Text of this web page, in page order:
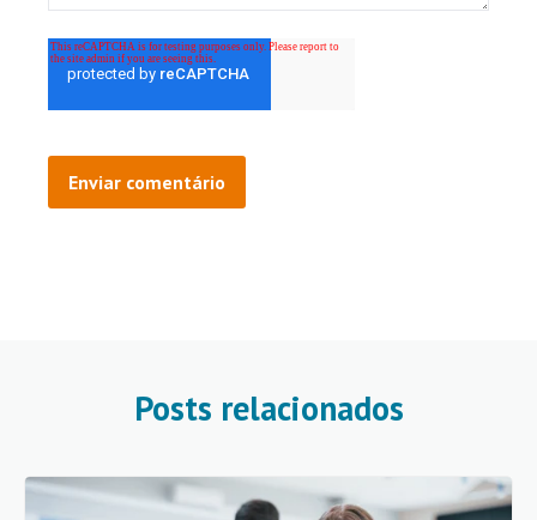
Posts relacionados